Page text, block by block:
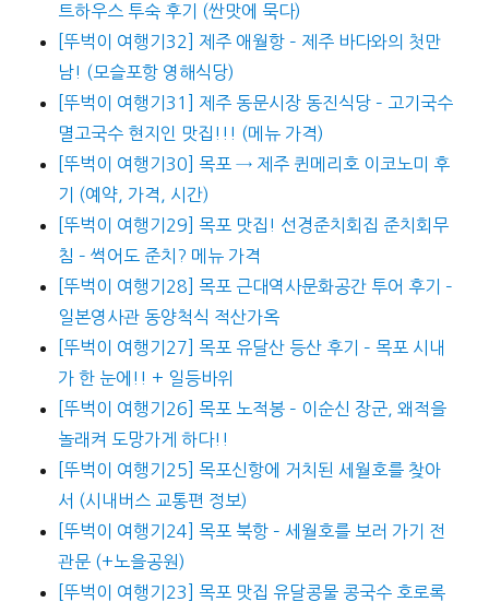
트하우스 투숙 후기 (싼맛에 묵다)
[뚜벅이 여행기32] 제주 애월항 – 제주 바다와의 첫만
남! (모슬포항 영해식당)
[뚜벅이 여행기31] 제주 동문시장 동진식당 – 고기국수
멸고국수 현지인 맛집!!! (메뉴 가격)
[뚜벅이 여행기30] 목포 → 제주 퀸메리호 이코노미 후
기 (예약, 가격, 시간)
[뚜벅이 여행기29] 목포 맛집! 선경준치회집 준치회무
침 – 썩어도 준치? 메뉴 가격
[뚜벅이 여행기28] 목포 근대역사문화공간 투어 후기 –
일본영사관 동양척식 적산가옥
[뚜벅이 여행기27] 목포 유달산 등산 후기 – 목포 시내
가 한 눈에!! + 일등바위
[뚜벅이 여행기26] 목포 노적봉 – 이순신 장군, 왜적을
놀래켜 도망가게 하다!!
[뚜벅이 여행기25] 목포신항에 거치된 세월호를 찾아
서 (시내버스 교통편 정보)
[뚜벅이 여행기24] 목포 북항 – 세월호를 보러 가기 전
관문 (+노을공원)
[뚜벅이 여행기23] 목포 맛집 유달콩물 콩국수 호로록